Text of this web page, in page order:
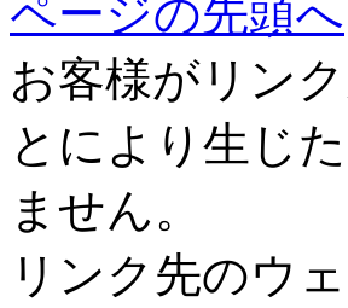
ページの先頭へ
お客様がリン
とにより生じ
ません。
リンク先のウ